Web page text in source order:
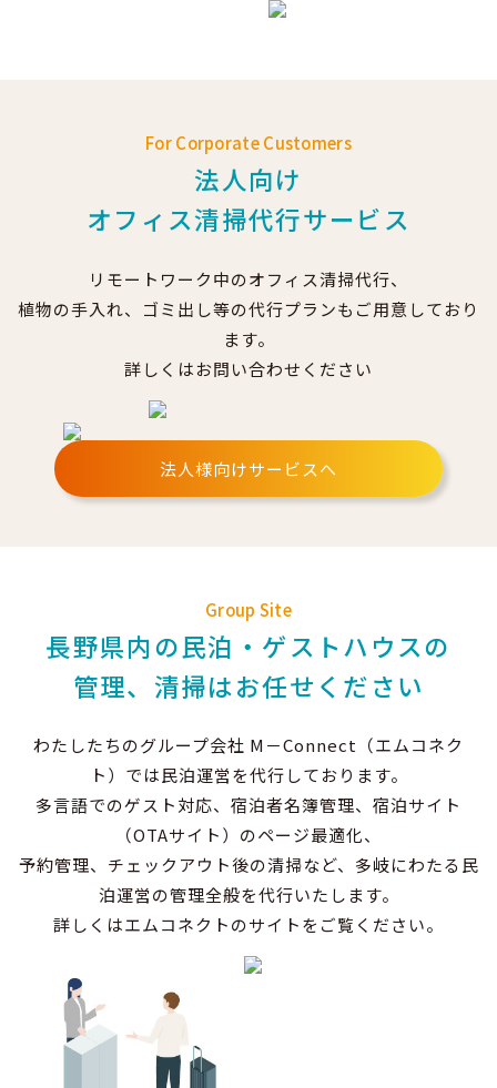
For Corporate Customers
法人向け
オフィス清掃代行サービス
リモートワーク中のオフィス清掃代行、
植物の手入れ、ゴミ出し等の代行プランもご用意しており
ます。
詳しくはお問い合わせください
法人様向けサービスへ
Group Site
長野県内の民泊・ゲストハウスの
管理、清掃はお任せください
わたしたちのグループ会社 M－Connect（エムコネク
ト）では民泊運営を代行しております。
多言語でのゲスト対応、宿泊者名簿管理、宿泊サイト
（OTAサイト）のページ最適化、
予約管理、チェックアウト後の清掃など、多岐にわたる民
泊運営の管理全般を代行いたします。
詳しくはエムコネクトのサイトをご覧ください。